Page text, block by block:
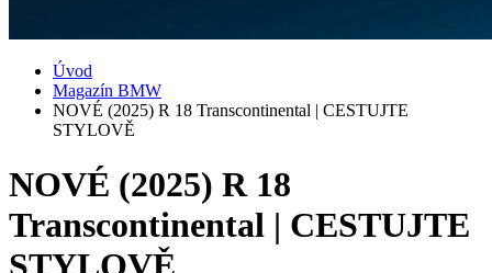
Úvod
Magazín BMW
NOVÉ (2025) R 18 Transcontinental | CESTUJTE
STYLOVĚ
NOVÉ (2025) R 18
Transcontinental | CESTUJTE
STYLOVĚ